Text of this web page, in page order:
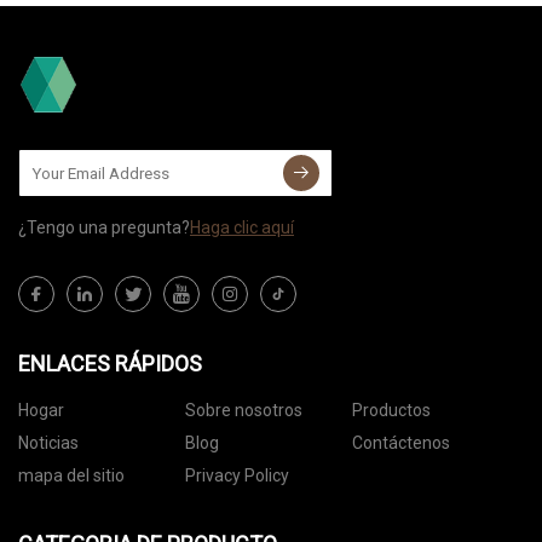
¿Tengo una pregunta?Haga clic aquí
ENLACES RÁPIDOS
Hogar Sobre nosotros
Productos
Noticias
Blog
Contáctenos
mapa del sitio
Privacy Policy